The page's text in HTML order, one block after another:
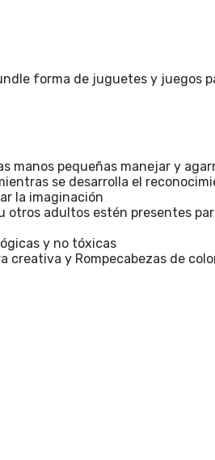
forma de juguetes y juegos
manos pequeñas manejar y
se desarrolla el
la imaginación
otros adultos estén presentes
y no tóxicas
creativa y Rompecabezas de